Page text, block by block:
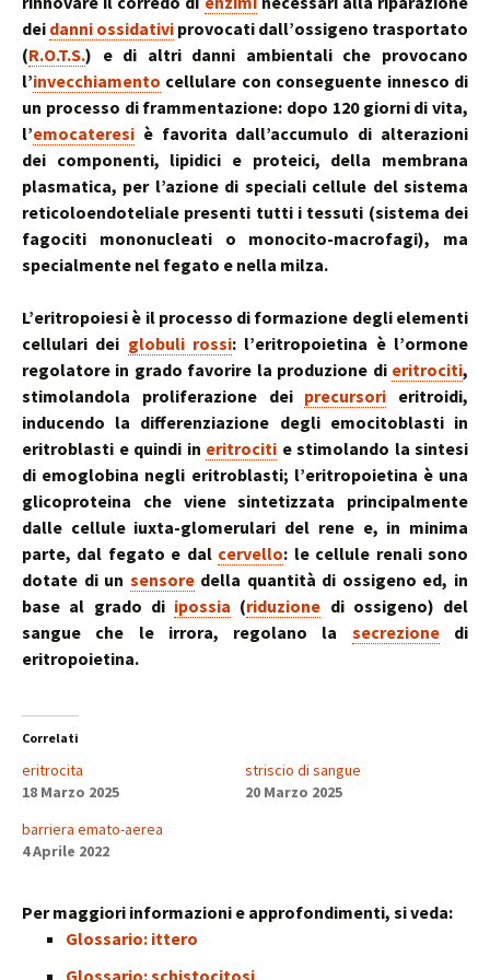
dei danni ossidativi provocati dall’ossigeno trasportato
(R.O.T.S.) e di altri danni ambientali che provocano
l’invecchiamento cellulare con conseguente innesco di
un processo di frammentazione: dopo 120 giorni di vita,
l’emocateresi è favorita dall’accumulo di alterazioni
dei componenti, lipidici e proteici, della membrana
plasmatica, per l’azione di speciali cellule del sistema
reticoloendoteliale presenti tutti i tessuti (sistema dei
fagociti mononucleati o monocito-macrofagi), ma
specialmente nel fegato e nella milza.
L’eritropoiesi è il processo di formazione degli elementi
cellulari dei globuli rossi: l’eritropoietina è l’ormone
regolatore in grado favorire la produzione di eritrociti,
stimolandola proliferazione dei precursori eritroidi,
inducendo la differenziazione degli emocitoblasti in
eritroblasti e quindi in eritrociti e stimolando la sintesi
di emoglobina negli eritroblasti; l’eritropoietina è una
glicoproteina che viene sintetizzata principalmente
dalle cellule iuxta-glomerulari del rene e, in minima
parte, dal fegato e dal cervello: le cellule renali sono
dotate di un sensoredella quantità di ossigeno ed, in
base al grado di ipossia (riduzione di ossigeno) del
sangue che le irrora, regolano la secrezionedi
eritropoietina.
Correlati
eritrocita
18 Marzo 2025
striscio di sangue
20 Marzo 2025
barriera emato-aerea
4 Aprile 2022
Per maggiori informazioni e approfondimenti, si veda:
Glossario: ittero
Glossario: schistocitosi